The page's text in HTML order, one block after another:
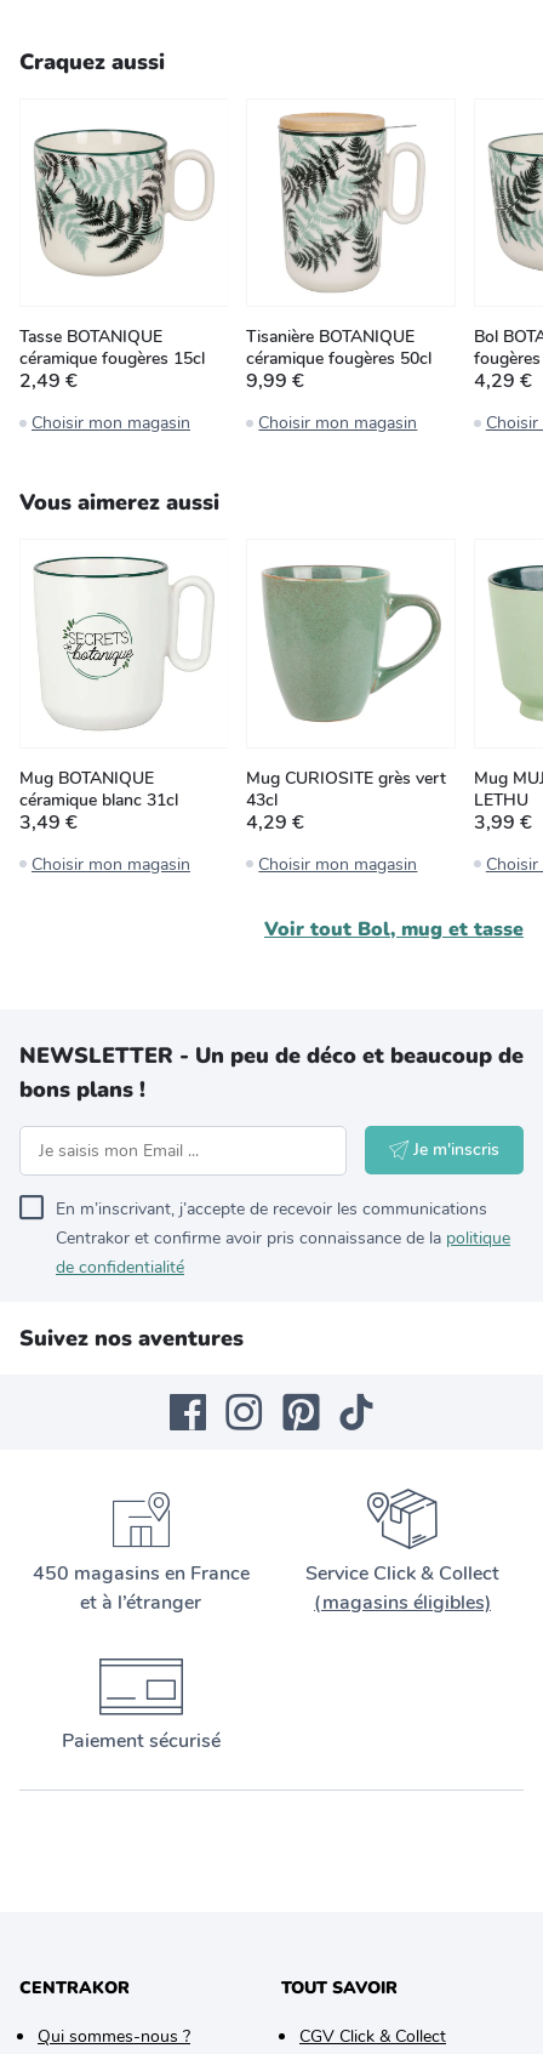
Craquez aussi
Tasse BOTANIQUE
céramique fougères 15cl
2,49 €
Choisir mon magasin
Tisanière BOTANIQUE
céramique fougères 50cl
9,99 €
Choisir mon magasin
Bol
4,29 €
Vous aimerez aussi
Mug BOTANIQUE
céramique blanc 31cl
3,49 €
Choisir mon magasin
Mug CURIOSITE grès vert
43cl
4,29 €
Choisir mon magasin
Mug
LETHU
3,99 €
Voir tout Bol, mug et tasse
NEWSLETTER - Un peu de déco et beaucoup de
bons plans !
Je m'inscris
En m’inscrivant, j’accepte de recevoir les communications
Centrakor et confirme avoir pris connaissance de la politique
de confidentialité
Suivez nos aventures
450 magasins en France
et à l’étranger
Service Click & Collect
(magasins éligibles)
Paiement sécurisé
CENTRAKOR
Qui sommes-nous ?
TOUT SAVOIR
CGV Click & Collect